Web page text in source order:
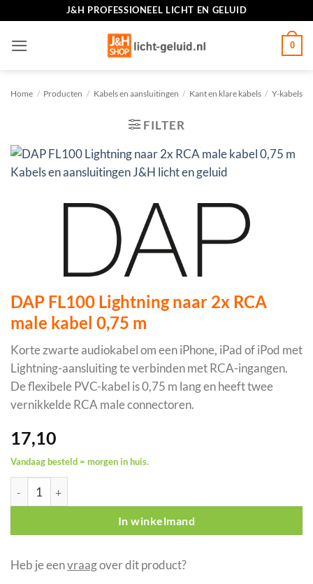
inhoud
J&H PROFESSIONEEL LICHT EN GELUID
0
Home / Producten / Kabels en aansluitingen / Kant en klare kabels / Y-kabels
FILTER
DAP FL100 Lightning naar 2x RCA
male kabel 0,75 m
Korte zwarte audiokabel om een iPhone, iPad of iPod met
Lightning-aansluiting te verbinden met RCA-ingangen.
De flexibele PVC-kabel is 0,75 m lang en heeft twee
vernikkelde RCA male connectoren.
17,10
Vandaag besteld = morgen in huis.
DAP FL100 Lightning naar 2x RCA male kabel 0,75 m aantal
In winkelmand
Heb je eenvraagover dit product?